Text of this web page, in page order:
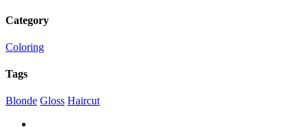
Category
Coloring
Tags
Blonde Gloss Haircut